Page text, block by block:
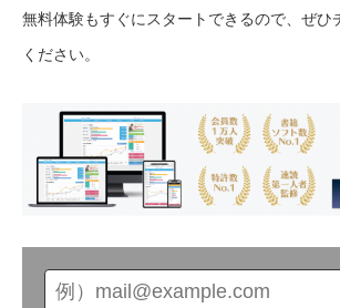
無料体験もすぐにスタートできるので、ぜひ
ください。